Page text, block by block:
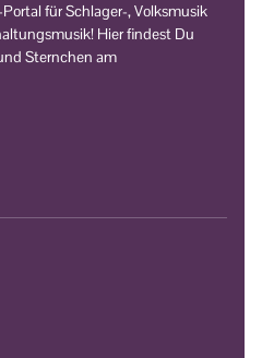
für Schlager-, Volksmusik
Hier findest Du
Sternchen am